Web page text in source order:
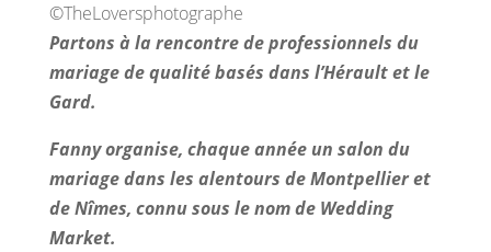
©TheLoversphotographe
Partons à la rencontre de professionnels du
mariage de qualité basés dans l’Hérault et le
Gard.
Fanny organise, chaque année un salon du
mariage dans les alentours de Montpellier et
de Nîmes, connu sous le nom de Wedding
Market.